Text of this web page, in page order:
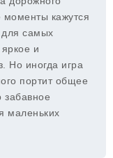
моменты кажутся
для самых
и
Но иногда игра
портит общее
забавное
маленьких